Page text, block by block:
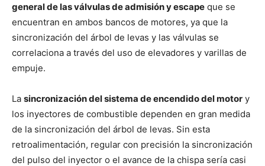
general de las válvulas de admisión y escape que se
encuentran en ambos bancos de motores, ya que la
sincronización del árbol de levas y las válvulas se
correlaciona a través del uso de elevadores y varillas de
empuje.
La sincronización del sistema de encendido del motor y
los inyectores de combustible dependen en gran medida
de la sincronización del árbol de levas. Sin esta
retroalimentación, regular con precisión la sincronización
del pulso del inyector o el avance de la chispa sería casi